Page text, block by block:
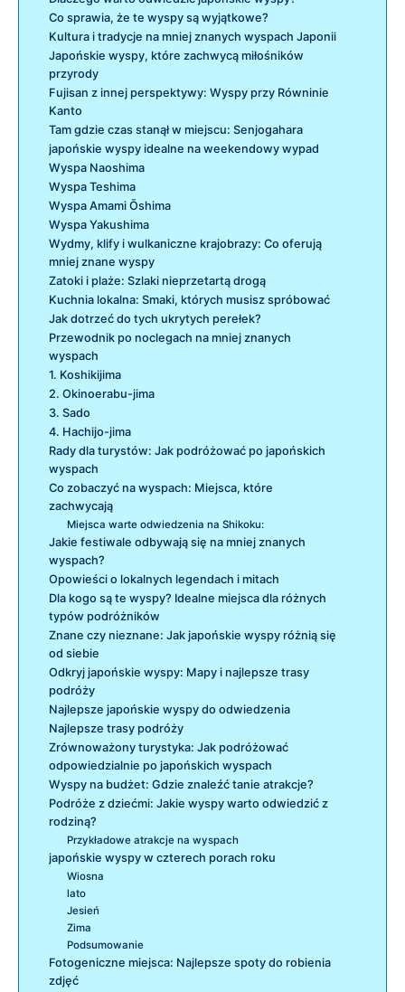
Co sprawia, że te wyspy są wyjątkowe?
Kultura i tradycje na mniej znanych wyspach Japonii
Japońskie wyspy, które zachwycą miłośników
przyrody
Fujisan z innej perspektywy: Wyspy przy Równinie
Kanto
Tam gdzie czas stanął w miejscu: Senjogahara
japońskie wyspy idealne na weekendowy wypad
Wyspa Naoshima
Wyspa Teshima
Wyspa Amami Ōshima
Wyspa Yakushima
Wydmy, klify i wulkaniczne krajobrazy: Co oferują
mniej znane wyspy
Zatoki i plaże: Szlaki nieprzetartą drogą
Kuchnia lokalna: Smaki, których musisz spróbować
Jak dotrzeć do tych ukrytych perełek?
Przewodnik po noclegach na mniej znanych
wyspach
1. Koshikijima
2. Okinoerabu-jima
3. Sado
4. Hachijo-jima
Rady dla turystów: Jak podróżować po japońskich
wyspach
Co zobaczyć na wyspach: Miejsca, które
zachwycają
Miejsca warte odwiedzenia na Shikoku:
Jakie festiwale odbywają się na mniej znanych
wyspach?
Opowieści o lokalnych legendach i mitach
Dla kogo są te wyspy? Idealne miejsca dla różnych
typów podróżników
Znane czy nieznane: Jak japońskie wyspy różnią się
od siebie
Odkryj japońskie wyspy: Mapy i najlepsze trasy
podróży
Najlepsze japońskie wyspy do odwiedzenia
Najlepsze trasy podróży
Zrównoważony turystyka: Jak podróżować
odpowiedzialnie po japońskich wyspach
Wyspy na budżet: Gdzie znaleźć tanie atrakcje?
Podróże z dziećmi: Jakie wyspy warto odwiedzić z
rodziną?
Przykładowe atrakcje na wyspach
japońskie wyspy w czterech porach roku
Wiosna
lato
Jesień
Zima
Podsumowanie
Fotogeniczne miejsca: Najlepsze spoty do robienia
zdjęć